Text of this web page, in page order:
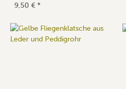
9,50 € *